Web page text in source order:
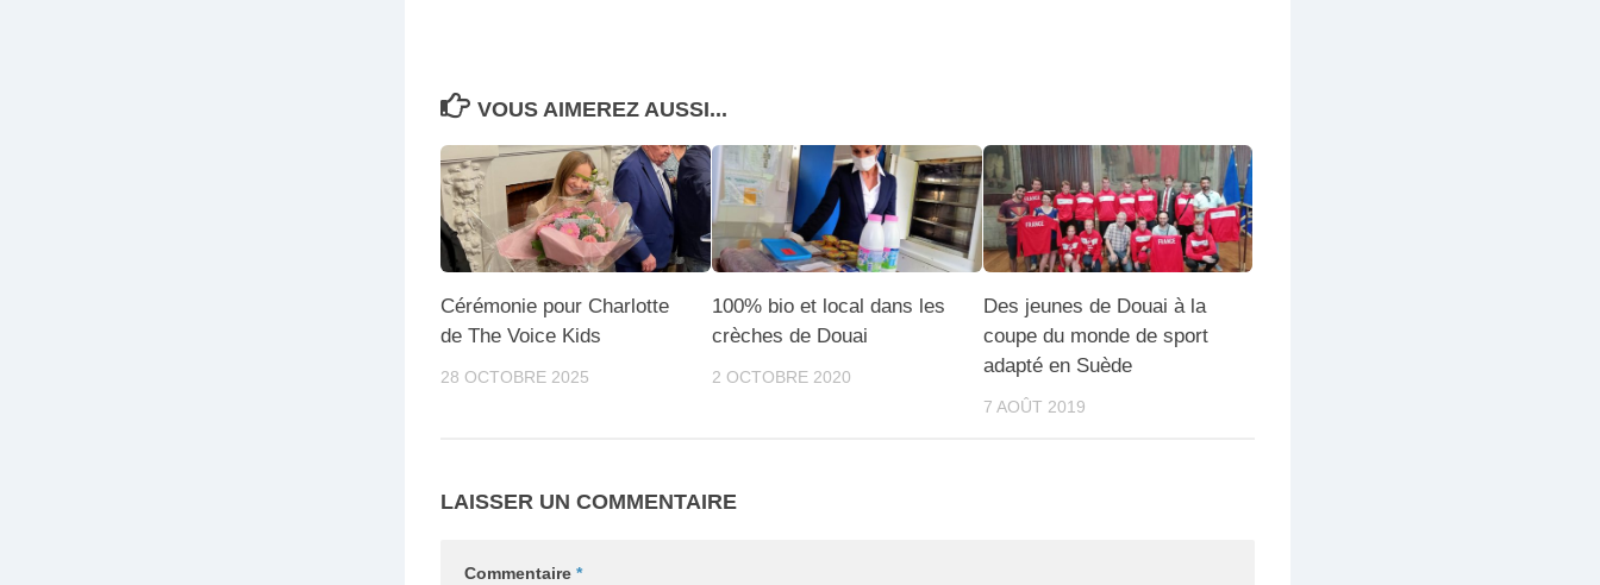
VOUS AIMEREZ AUSSI...
Cérémonie pour Charlotte
de The Voice Kids
28 OCTOBRE 2025
100% bio et local dans les
crèches de Douai
2 OCTOBRE 2020
Des jeunes de Douai à la
coupe du monde de sport
adapté en Suède
7 AOÛT 2019
LAISSER UN COMMENTAIRE
Commentaire *